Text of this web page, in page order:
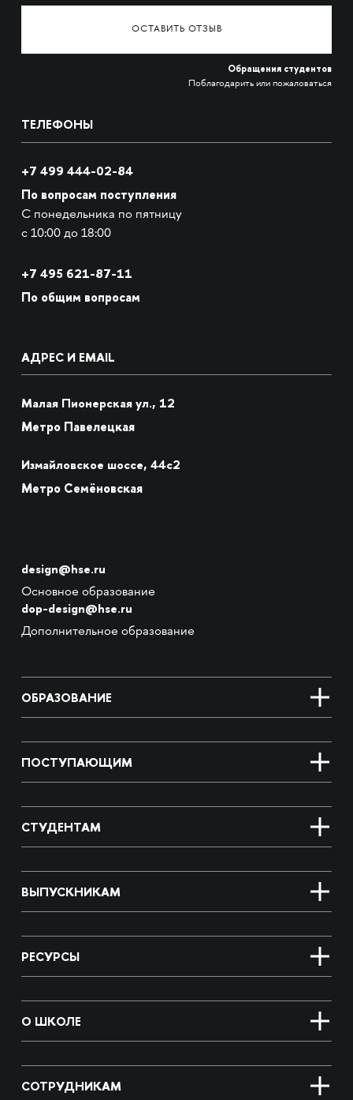
ОСТАВИТЬ ОТЗЫВ
Обращения студентов
Поблагодарить или пожаловаться
ТЕЛЕФОНЫ
+7 499 444-02-84
По вопросам поступления
С понедельника по пятницу
с 10:00 до 18:00
+7 495 621-87-11
По общим вопросам
АДРЕС И EMAIL
Малая Пионерская ул., 12
Метро Павелецкая
Измайловское шоссе, 44с2
Метро Семёновская
design@hse.ru
Основное образование
dop-design@hse.ru
Дополнительное образование
ОБРАЗОВАНИЕ
ПОСТУПАЮЩИМ
СТУДЕНТАМ
ВЫПУСКНИКАМ
РЕСУРСЫ
О ШКОЛЕ
СОТРУДНИКАМ